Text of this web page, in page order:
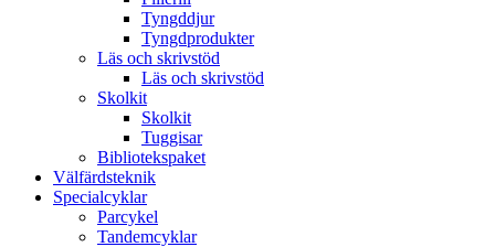
Tyngddjur
Tyngdprodukter
Läs och skrivstöd
Läs och skrivstöd
Skolkit
Skolkit
Tuggisar
Bibliotekspaket
Välfärdsteknik
Specialcyklar
Parcykel
Tandemcyklar